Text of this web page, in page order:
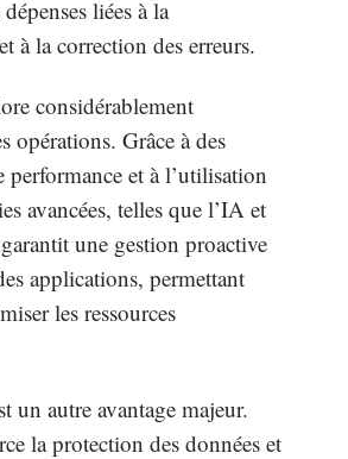
liées à la
à la correction des erreurs.
considérablement
opérations. Grâce à des
performance et à l’utilisation
avancées, telles que l’IA et
une gestion proactive
applications, permettant
les ressources
un autre avantage majeur.
la protection des données et